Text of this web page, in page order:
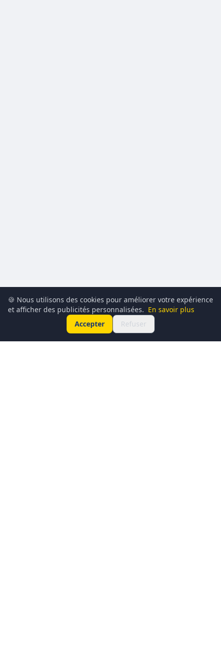
🍪 Nous utilisons des cookies pour améliorer votre expérience
et afficher des publicités personnalisées. En savoir plus
Accepter
Refuser